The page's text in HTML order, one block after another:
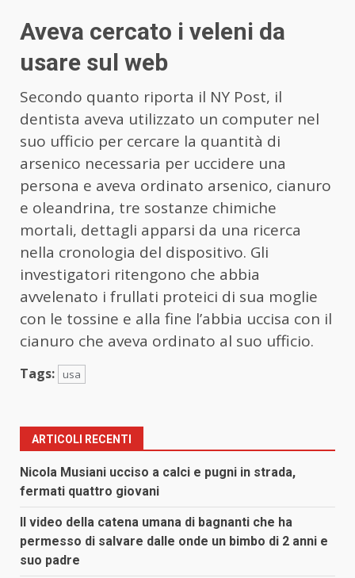
Aveva cercato i veleni da
usare sul web
Secondo quanto riporta il NY Post, il
dentista aveva utilizzato un computer nel
suo ufficio per cercare la quantità di
arsenico necessaria per uccidere una
persona e aveva ordinato arsenico, cianuro
e oleandrina, tre sostanze chimiche
mortali, dettagli apparsi da una ricerca
nella cronologia del dispositivo. Gli
investigatori ritengono che abbia
avvelenato i frullati proteici di sua moglie
con le tossine e alla fine l’abbia uccisa con il
cianuro che aveva ordinato al suo ufficio.
Tags: usa
ARTICOLI RECENTI
Nicola Musiani ucciso a calci e pugni in strada,
fermati quattro giovani
Il video della catena umana di bagnanti che ha
permesso di salvare dalle onde un bimbo di 2 anni e
suo padre